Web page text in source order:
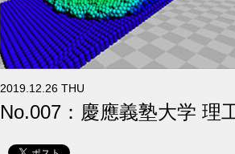
2019.12.26 THU
No.007：慶應義塾大学 理